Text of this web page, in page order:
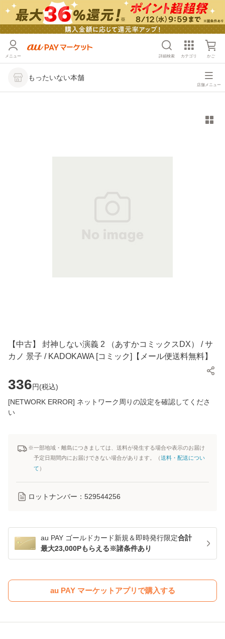
メニュー 詳細検索 カテゴリ かご
もったいない本舗
店舗メニュー
【中古】 封神しない演義 2 （あすかコミックスDX） / サ
カノ 景子 / KADOKAWA [コミック]【メール便送料無料】
336円(税込)
[NETWORK ERROR] ネットワーク周りの設定を確認してくださ
い
※一部地域・離島につきましては、送料が発生する場合や表示のお届け
予定日期間内にお届けできない場合があります。（送料・配送につい
て ）
ロットナンバー： 529544256
au PAY ゴールドカード新規＆即時発行限定合計
最大23,000Pもらえる※諸条件あり
au PAY マーケットアプリで購入する